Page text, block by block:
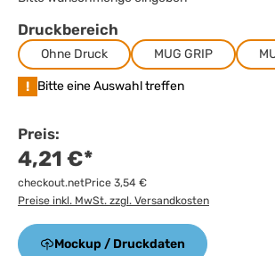
Druckbereich
Ohne Druck MUG GRIP
! Bitte eine Auswahl treffen
Preis:
4,21 €*
checkout.netPrice 3,54 €
Preise inkl. MwSt. zzgl. Versandkosten
Mockup / Druckdaten